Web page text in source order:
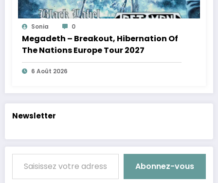
Sonia 0
Megadeth – Breakout, Hibernation Of
The Nations Europe Tour 2027
6 Août 2026
Newsletter
Saisissez votre adresse e-mail…
Abonnez-vous